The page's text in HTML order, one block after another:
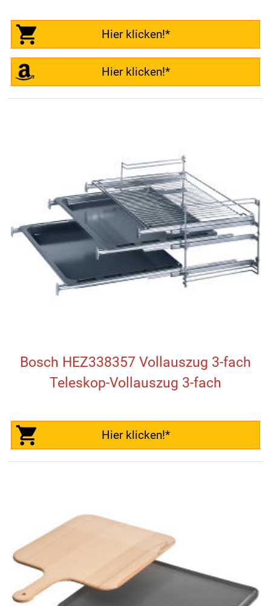
Hier klicken!*
Hier klicken!*
Bosch HEZ338357 Vollauszug 3-fach
Teleskop-Vollauszug 3-fach
Hier klicken!*